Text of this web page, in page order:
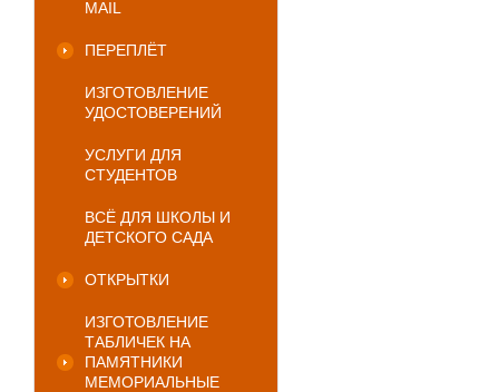
MAIL
ПЕРЕПЛЁТ
ИЗГОТОВЛЕНИЕ
УДОСТОВЕРЕНИЙ
УСЛУГИ ДЛЯ
СТУДЕНТОВ
ВСЁ ДЛЯ ШКОЛЫ И
ДЕТСКОГО САДА
ОТКРЫТКИ
ИЗГОТОВЛЕНИЕ
ТАБЛИЧЕК НА
ПАМЯТНИКИ
МЕМОРИАЛЬНЫЕ